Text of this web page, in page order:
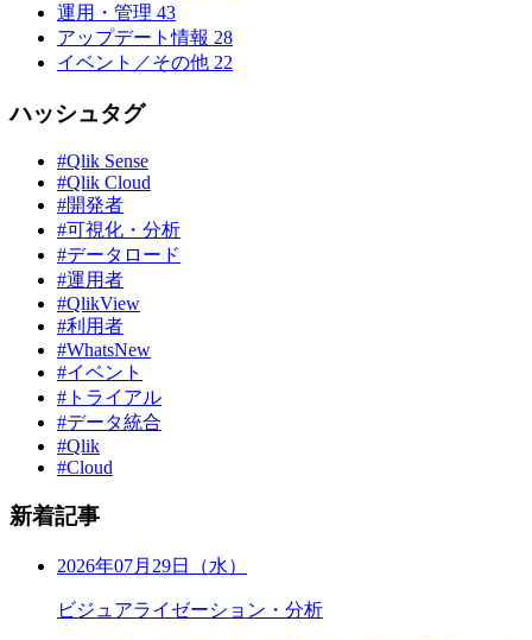
運用・管理 43
アップデート情報 28
イベント／その他 22
ハッシュタグ
#Qlik Sense
#Qlik Cloud
#開発者
#可視化・分析
#データロード
#運用者
#QlikView
#利用者
#WhatsNew
#イベント
#トライアル
#データ統合
#Qlik
#Cloud
新着記事
2026年07月29日（水）
ビジュアライゼーション・分析